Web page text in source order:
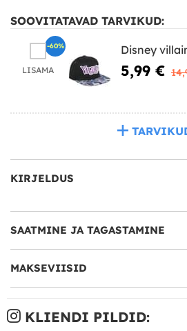
SOOVITATAVAD TARVIKUD:
LISAMA
Disney
5,99 €
-60%
KIRJELDUS
SAATMINE JA TAGASTAMINE
MAKSEVIISID
KLIENDI PILDID: